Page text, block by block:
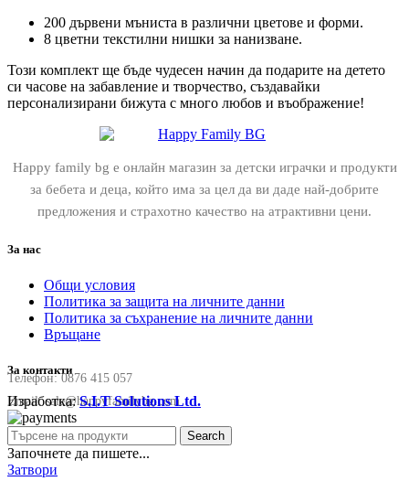
200 дървени мъниста в различни цветове и форми.
8 цветни текстилни нишки за нанизване.
Този комплект ще бъде чудесен начин да подарите на детето
си часове на забавление и творчество, създавайки
персонализирани бижута с много любов и въображение!
Happy family bg е онлайн магазин за детски играчки и продукти
за бебета и деца, който има за цел да ви даде най-добрите
предложения и страхотно качество на атрактивни цени.
За нас
Общи условия
Политика за защита на личните данни
Политика за съхранение на личните данни
Връщане
За контакти
Телефон:0876 415 057
Email:sale@happyfamilybg.com
Изработка:S.I.T Solutions Ltd.
Search
Започнете да пишете...
Затвори